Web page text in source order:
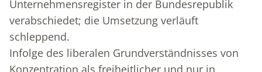
Unternehmensregister in der Bundesrepublik
verabschiedet; die Umsetzung verläuft
schleppend.
Infolge des liberalen Grundverständnisses von
Konzentration als freiheitlicher und nur in